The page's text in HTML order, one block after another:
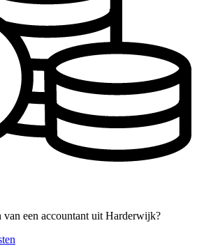
van een accountant uit Harderwijk?